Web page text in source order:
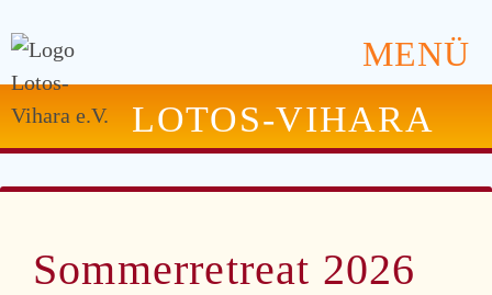
MENÜ
LOTOS-VIHARA
Sommerretreat 2026